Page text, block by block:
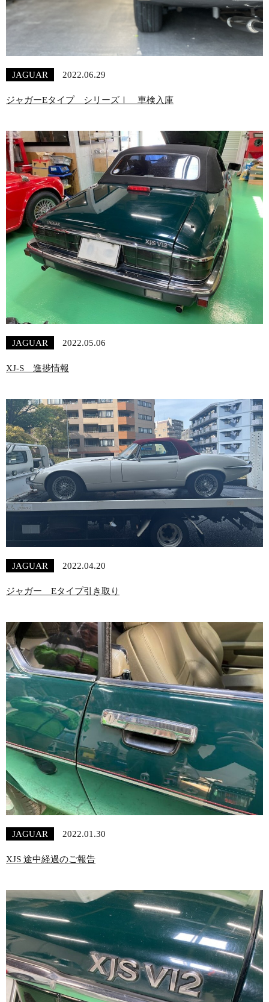
JAGUAR 2022.06.29
ジャガーEタイプ シリーズⅠ 車検入庫
JAGUAR 2022.05.06
XJ-S 進捗情報
JAGUAR 2022.04.20
ジャガー Eタイプ引き取り
JAGUAR 2022.01.30
XJS 途中経過のご報告